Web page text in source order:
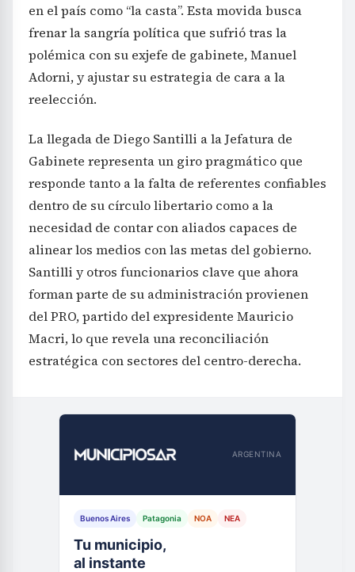
en el país como “la casta”. Esta movida busca
frenar la sangría política que sufrió tras la
polémica con su exjefe de gabinete, Manuel
Adorni, y ajustar su estrategia de cara a la
reelección.
La llegada de Diego Santilli a la Jefatura de
Gabinete representa un giro pragmático que
responde tanto a la falta de referentes confiables
dentro de su círculo libertario como a la
necesidad de contar con aliados capaces de
alinear los medios con las metas del gobierno.
Santilli y otros funcionarios clave que ahora
forman parte de su administración provienen
del PRO, partido del expresidente Mauricio
Macri, lo que revela una reconciliación
estratégica con sectores del centro-derecha.
ARGENTINA
Buenos Aires Patagonia NOA NEA
Tu municipio,
al instante